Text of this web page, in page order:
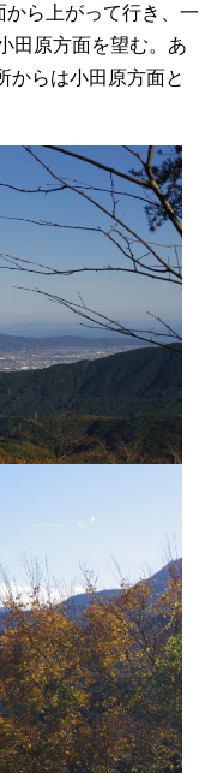
ら上がって行き、一
田原方面を望む。あ
からは小田原方面と